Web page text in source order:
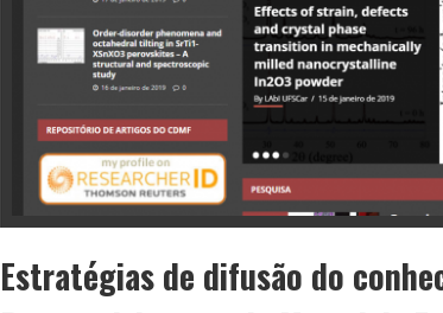
Estratégias de difusão do